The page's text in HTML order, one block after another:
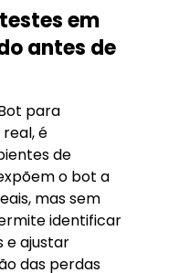
em
antes de
para
é
de
o bot a
mas sem
identificar
e ajustar
das perdas